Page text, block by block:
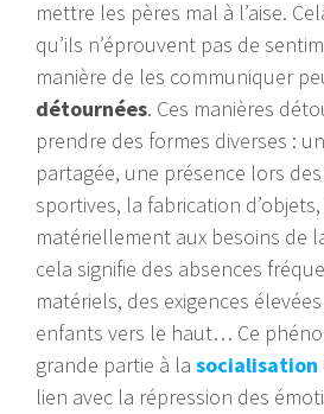
mettre les pères mal à l’aise.
qu’ils n’éprouvent pas de
manière de les communiquer
détournées. Ces manières
prendre des formes diverses :
partagée, une présence lors
sportives, la fabrication
matériellement aux besoins de
cela signifie des absences
matériels, des exigences
enfants vers le haut… Ce
grande partie à la socialisation
lien avec la répression des